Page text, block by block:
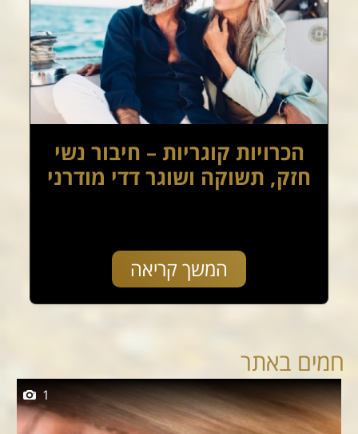
הכרויות קוגריות – חיבור נשי
חזק, תשוקה ושוגר דדי מודרני
המשך קריאה
חמים באתר
1